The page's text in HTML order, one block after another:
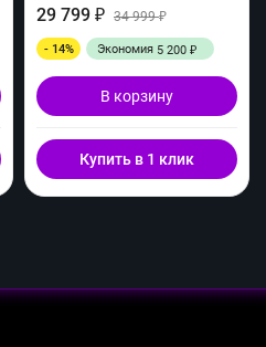
29 799 ₽ 34 999₽
- 14% Экономия 5 200 ₽
В корзину
Купить в 1 клик